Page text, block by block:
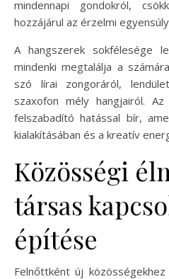
mindennapi gondokról,
hozzájárul az érzelmi
A hangszerek sokfélesége
mindenki megtalálja a
szó lírai zongoráról,
szaxofon mély hangjairól.
felszabadító hatással bír,
kialakításában és a kreatív
Közösségi
társas
építése
Felnőttként új